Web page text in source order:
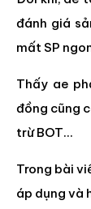
đánh giá
mất SP
Thấy ae
đồng cũng
trừ BOT…
Trong bài
áp dụng và